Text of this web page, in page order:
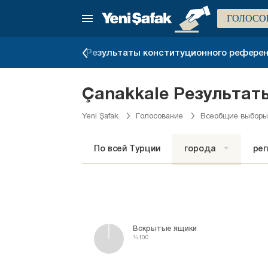
Результаты конституционного
Çanakkale
Yeni Şafak Голосование Всеобщие выборы
По всей Турции города
Вскрытые ящики
%100